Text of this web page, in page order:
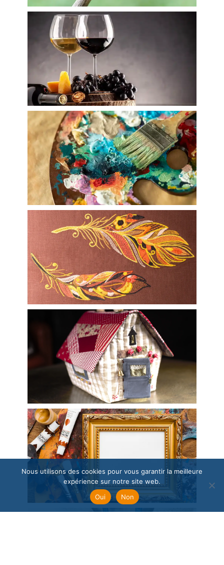
Nous utilisons des cookies pour vous garantir la meilleure
expérience sur notre site web.
Oui
Non